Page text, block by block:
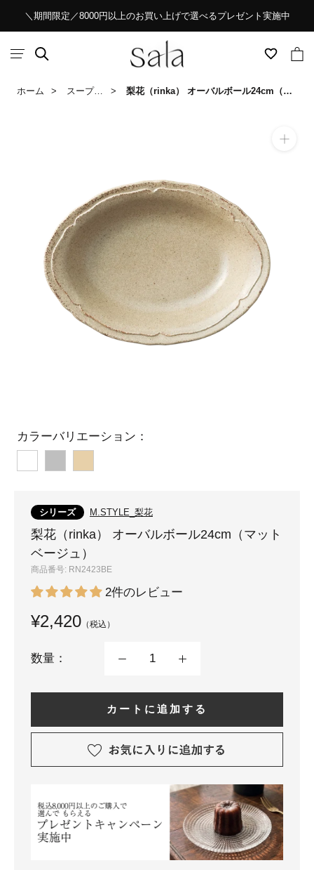
キ
ッ
＼期間限定／8000円以上のお買い上げで選べるプレゼント実施中
ホーム スープ・パスタプレート 梨花（rinka） オーバルボール24cm（マットベージュ）
カラーバリエーション：
ュ
シリーズ M.STYLE_梨花
梨花（rinka） オーバルボール24cm（マット
ベージュ）
商品番号: RN2423BE
2件のレビュー
¥2,420 （税込）
数量：
カートに追加する